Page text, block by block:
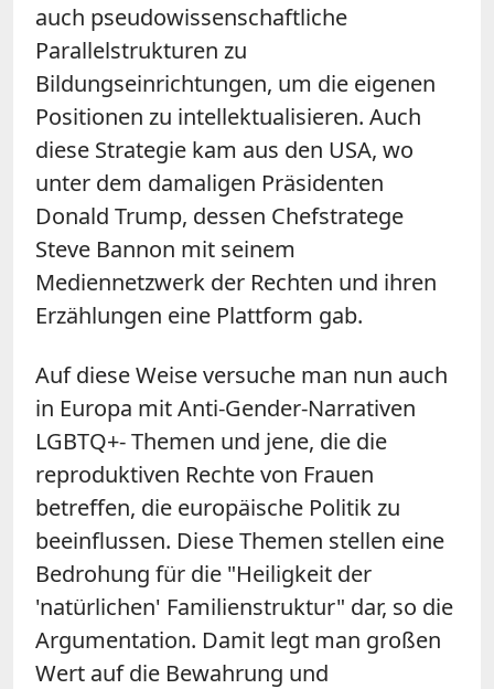
auch pseudowissenschaftliche
Parallelstrukturen zu
Bildungseinrichtungen, um die eigenen
Positionen zu intellektualisieren. Auch
diese Strategie kam aus den USA, wo
unter dem damaligen Präsidenten
Donald Trump, dessen Chefstratege
Steve Bannon mit seinem
Mediennetzwerk der Rechten und ihren
Erzählungen eine Plattform gab.
Auf diese Weise versuche man nun auch
in Europa mit Anti-Gender-Narrativen
LGBTQ+- Themen und jene, die die
reproduktiven Rechte von Frauen
betreffen, die europäische Politik zu
beeinflussen. Diese Themen stellen eine
Bedrohung für die "Heiligkeit der
'natürlichen' Familienstruktur" dar, so die
Argumentation. Damit legt man großen
Wert auf die Bewahrung und